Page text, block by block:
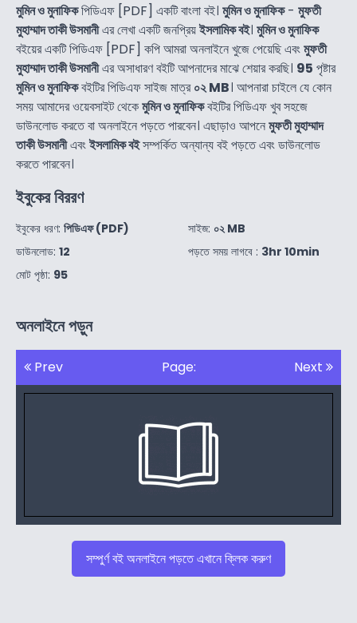
মুমিন ও মুনাফিকপিডিএফ [PDF] একটি বাংলা বই। মুমিন ও মুনাফিক- মুফতী
মুহাম্মাদ তাকী উসমানীএর লেখা একটি জনপ্রিয়ইসলামিক বই। মুমিন ও মুনাফিক
বইয়ের একটি পিডিএফ [PDF] কপি আমরা অনলাইনে খুজে পেয়েছি এবংমুফতী
মুহাম্মাদ তাকী উসমানীএর অসাধারণ বইটি আপনাদের মাঝে শেয়ার করছি। 95 পৃষ্টার
মুমিন ও মুনাফিকবইটির পিডিএফ সাইজ মাত্র০২ MB। আপনারা চাইলে যে কোন
সময় আমাদের ওয়েবসাইট থেকেমুমিন ও মুনাফিকবইটির পিডিএফ খুব সহজে
ডাউনলোড করতে বা অনলাইনে পড়তে পারবেন। এছাড়াও আপনেমুফতী মুহাম্মাদ
তাকী উসমানীএবংইসলামিক বইসম্পর্কিত অন্যান্য বই পড়তে এবং ডাউনলোড
করতে পারবেন।
ইবুকের বিররণ
ইবুকের ধরণ: পিডিএফ (PDF)
ডাউনলোড: 12
মোট পৃষ্ঠা: 95
সাইজ: ০২ MB
পড়তে সময় লাগবে : 3hr 10min
অনলাইনে পড়ুন
Prev Page: Next
সম্পুর্ণ বই অনলাইনে পড়তে এখানে ক্লিক করুণ